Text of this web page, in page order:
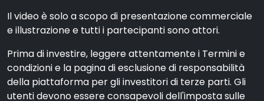
Il video è solo a scopo di presentazione commerciale
e illustrazione e tutti i partecipanti sono attori.
Prima di investire, leggere attentamente i Termini e
condizioni e la pagina di esclusione di responsabilità
della piattaforma per gli investitori di terze parti. Gli
utenti devono essere consapevoli dell'imposta sulle